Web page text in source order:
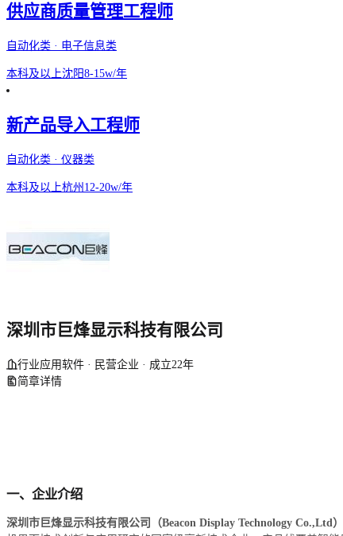
供应商质量管理工程师
自动化类 · 电子信息类
本科及以上沈阳8-15w/年
新产品导入工程师
自动化类 · 仪器类
本科及以上杭州 12-20w/年
深圳市巨烽显示科技有限公司
行业应用软件 · 民营企业 · 成立22年
简章详情
一、企业介绍
深圳市巨烽显示科技有限公司（Beacon Display Technology Co.,Ltd）